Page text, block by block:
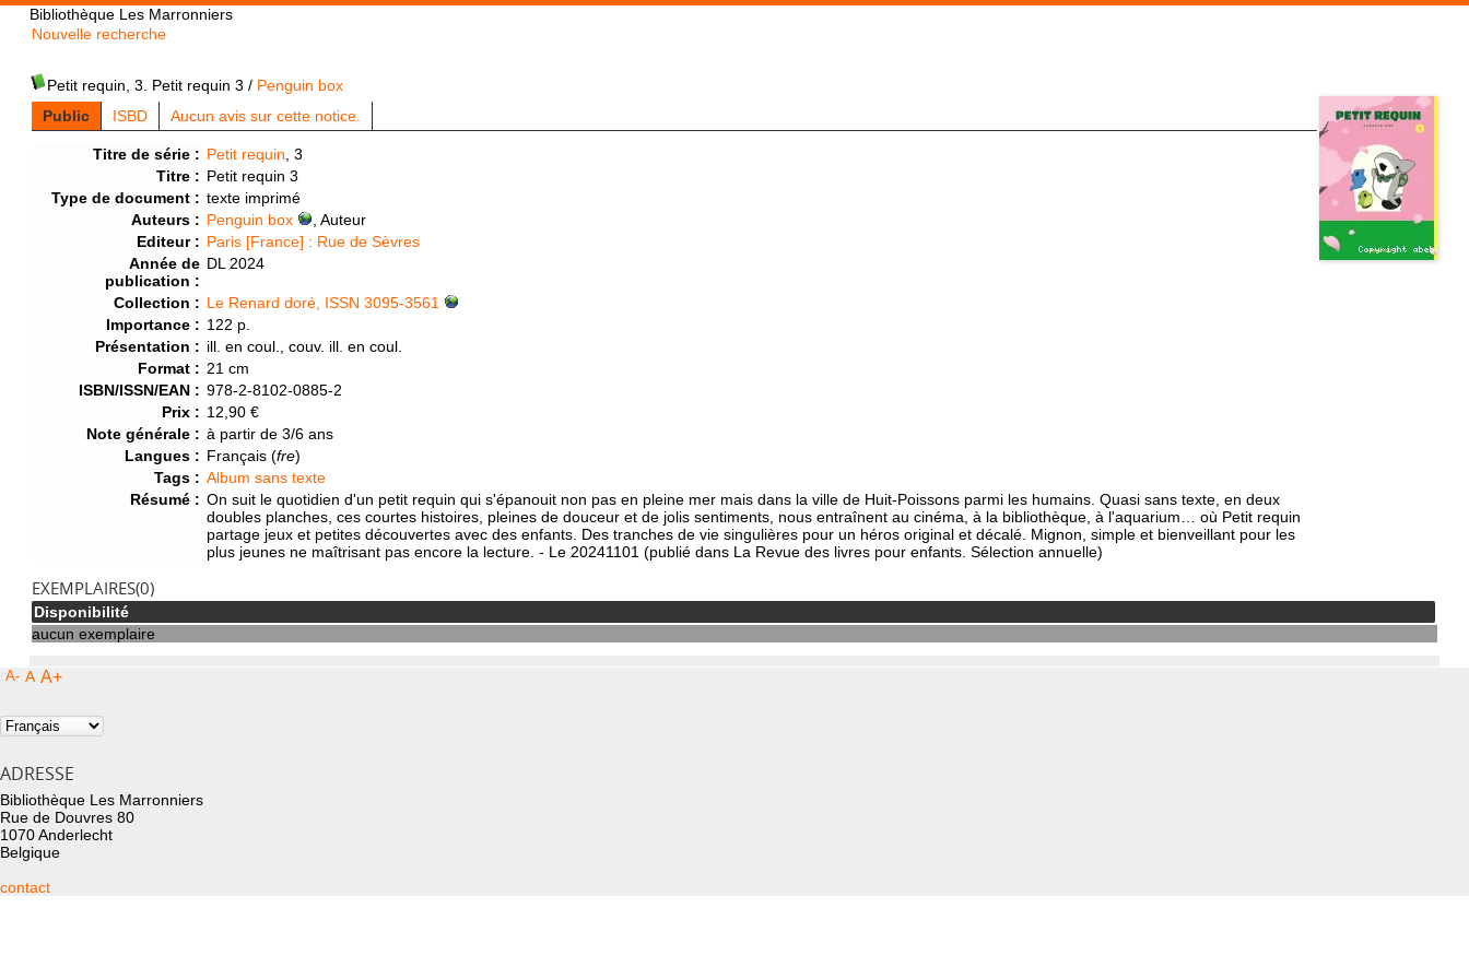
Bibliothèque Les Marronniers
Nouvelle recherche
Petit requin, 3. Petit requin 3 / Penguin box
Public
ISBD Aucun avis sur cette notice.
Titre de série : Petit requin , 3
Titre : Petit requin 3
Type de document : texte imprimé
Auteurs : Penguin box
, Auteur
Editeur : Paris [France] : Rue de Sèvres
Année de
publication :
DL 2024
Collection : Le Renard doré, ISSN 3095-3561
Importance : 122 p.
Présentation : ill. en coul., couv. ill. en coul.
Format : 21 cm
ISBN/ISSN/EAN : 978-2-8102-0885-2
Prix : 12,90 €
Note générale : à partir de 3/6 ans
Langues : Français (fre)
Tags : Album sans texte
Résumé : On suit le quotidien d'un petit requin qui s'épanouit non pas en pleine mer mais dans la ville de Huit-Poissons parmi les humains. Quasi sans texte, en deux
doubles planches, ces courtes histoires, pleines de douceur et de jolis sentiments, nous entraînent au cinéma, à la bibliothèque, à l'aquarium… où Petit requin
partage jeux et petites découvertes avec des enfants. Des tranches de vie singulières pour un héros original et décalé. Mignon, simple et bienveillant pour les
plus jeunes ne maîtrisant pas encore la lecture. - Le 20241101 (publié dans La Revue des livres pour enfants. Sélection annuelle)
EXEMPLAIRES(0)
Disponibilité
aucun exemplaire
A- A A+
ADRESSE
Bibliothèque Les Marronniers
Rue de Douvres 80
1070 Anderlecht
Belgique
contact